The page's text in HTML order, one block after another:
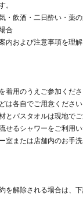
。
・飲酒・二日酔い・薬
合
内および注意事項を理
着用のうえご参加くださ
は各自でご用意ください
とバスタオルは現地でご
せるシャワーをご利用い
室または店舗内のお手
を解除される場合は、